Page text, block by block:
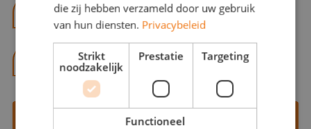
benno@viajou.nl
06 13 28 62 71
Contact opnemen
die zij hebben verzameld door uw gebruik
van hun diensten. Privacybeleid
Strikt
noodzakelijk
Prestatie Targeting
Functioneel